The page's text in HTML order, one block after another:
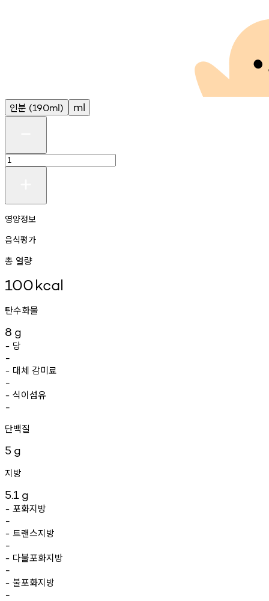
인분 (190ml) ml
영양정보
음식평가
총 열량
100kcal
탄수화물
8 g
- 당
-
- 대체 감미료
-
- 식이섬유
-
단백질
5 g
지방
5.1 g
- 포화지방
-
- 트랜스지방
-
- 다불포화지방
-
- 불포화지방
-